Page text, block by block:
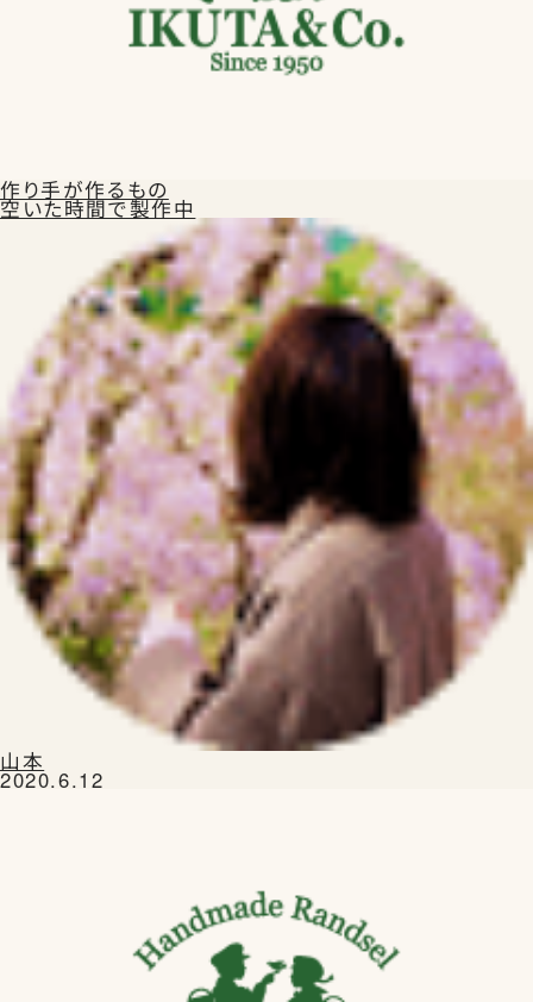
カタログ請求
会社概要 特定商取引法に基づく表記
お買い物ガイド ご購入時の注意事項
プライバシーポリシー
作り手が作るもの
空いた時間で製作中
山本
2020.6.12